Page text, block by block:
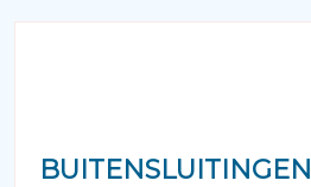
BUITENSLUITINGEN